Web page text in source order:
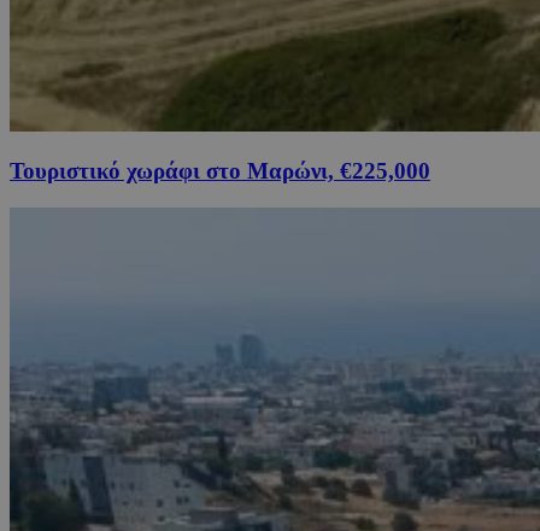
Τουριστικό χωράφι στο Μαρώνι, €225,000